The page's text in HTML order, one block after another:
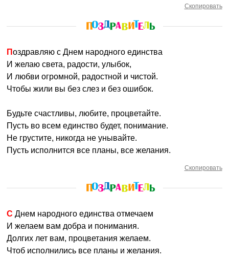
Скопировать
Поздравляю с Днем народного единства
И желаю света, радости, улыбок,
И любви огромной, радостной и чистой.
Чтобы жили вы без слез и без ошибок.
Будьте счастливы, любите, процветайте.
Пусть во всем единство будет, понимание.
Не грустите, никогда не унывайте.
Пусть исполнится все планы, все желания.
Скопировать
С Днем народного единства отмечаем
И желаем вам добра и понимания.
Долгих лет вам, процветания желаем.
Чтоб исполнились все планы и желания.